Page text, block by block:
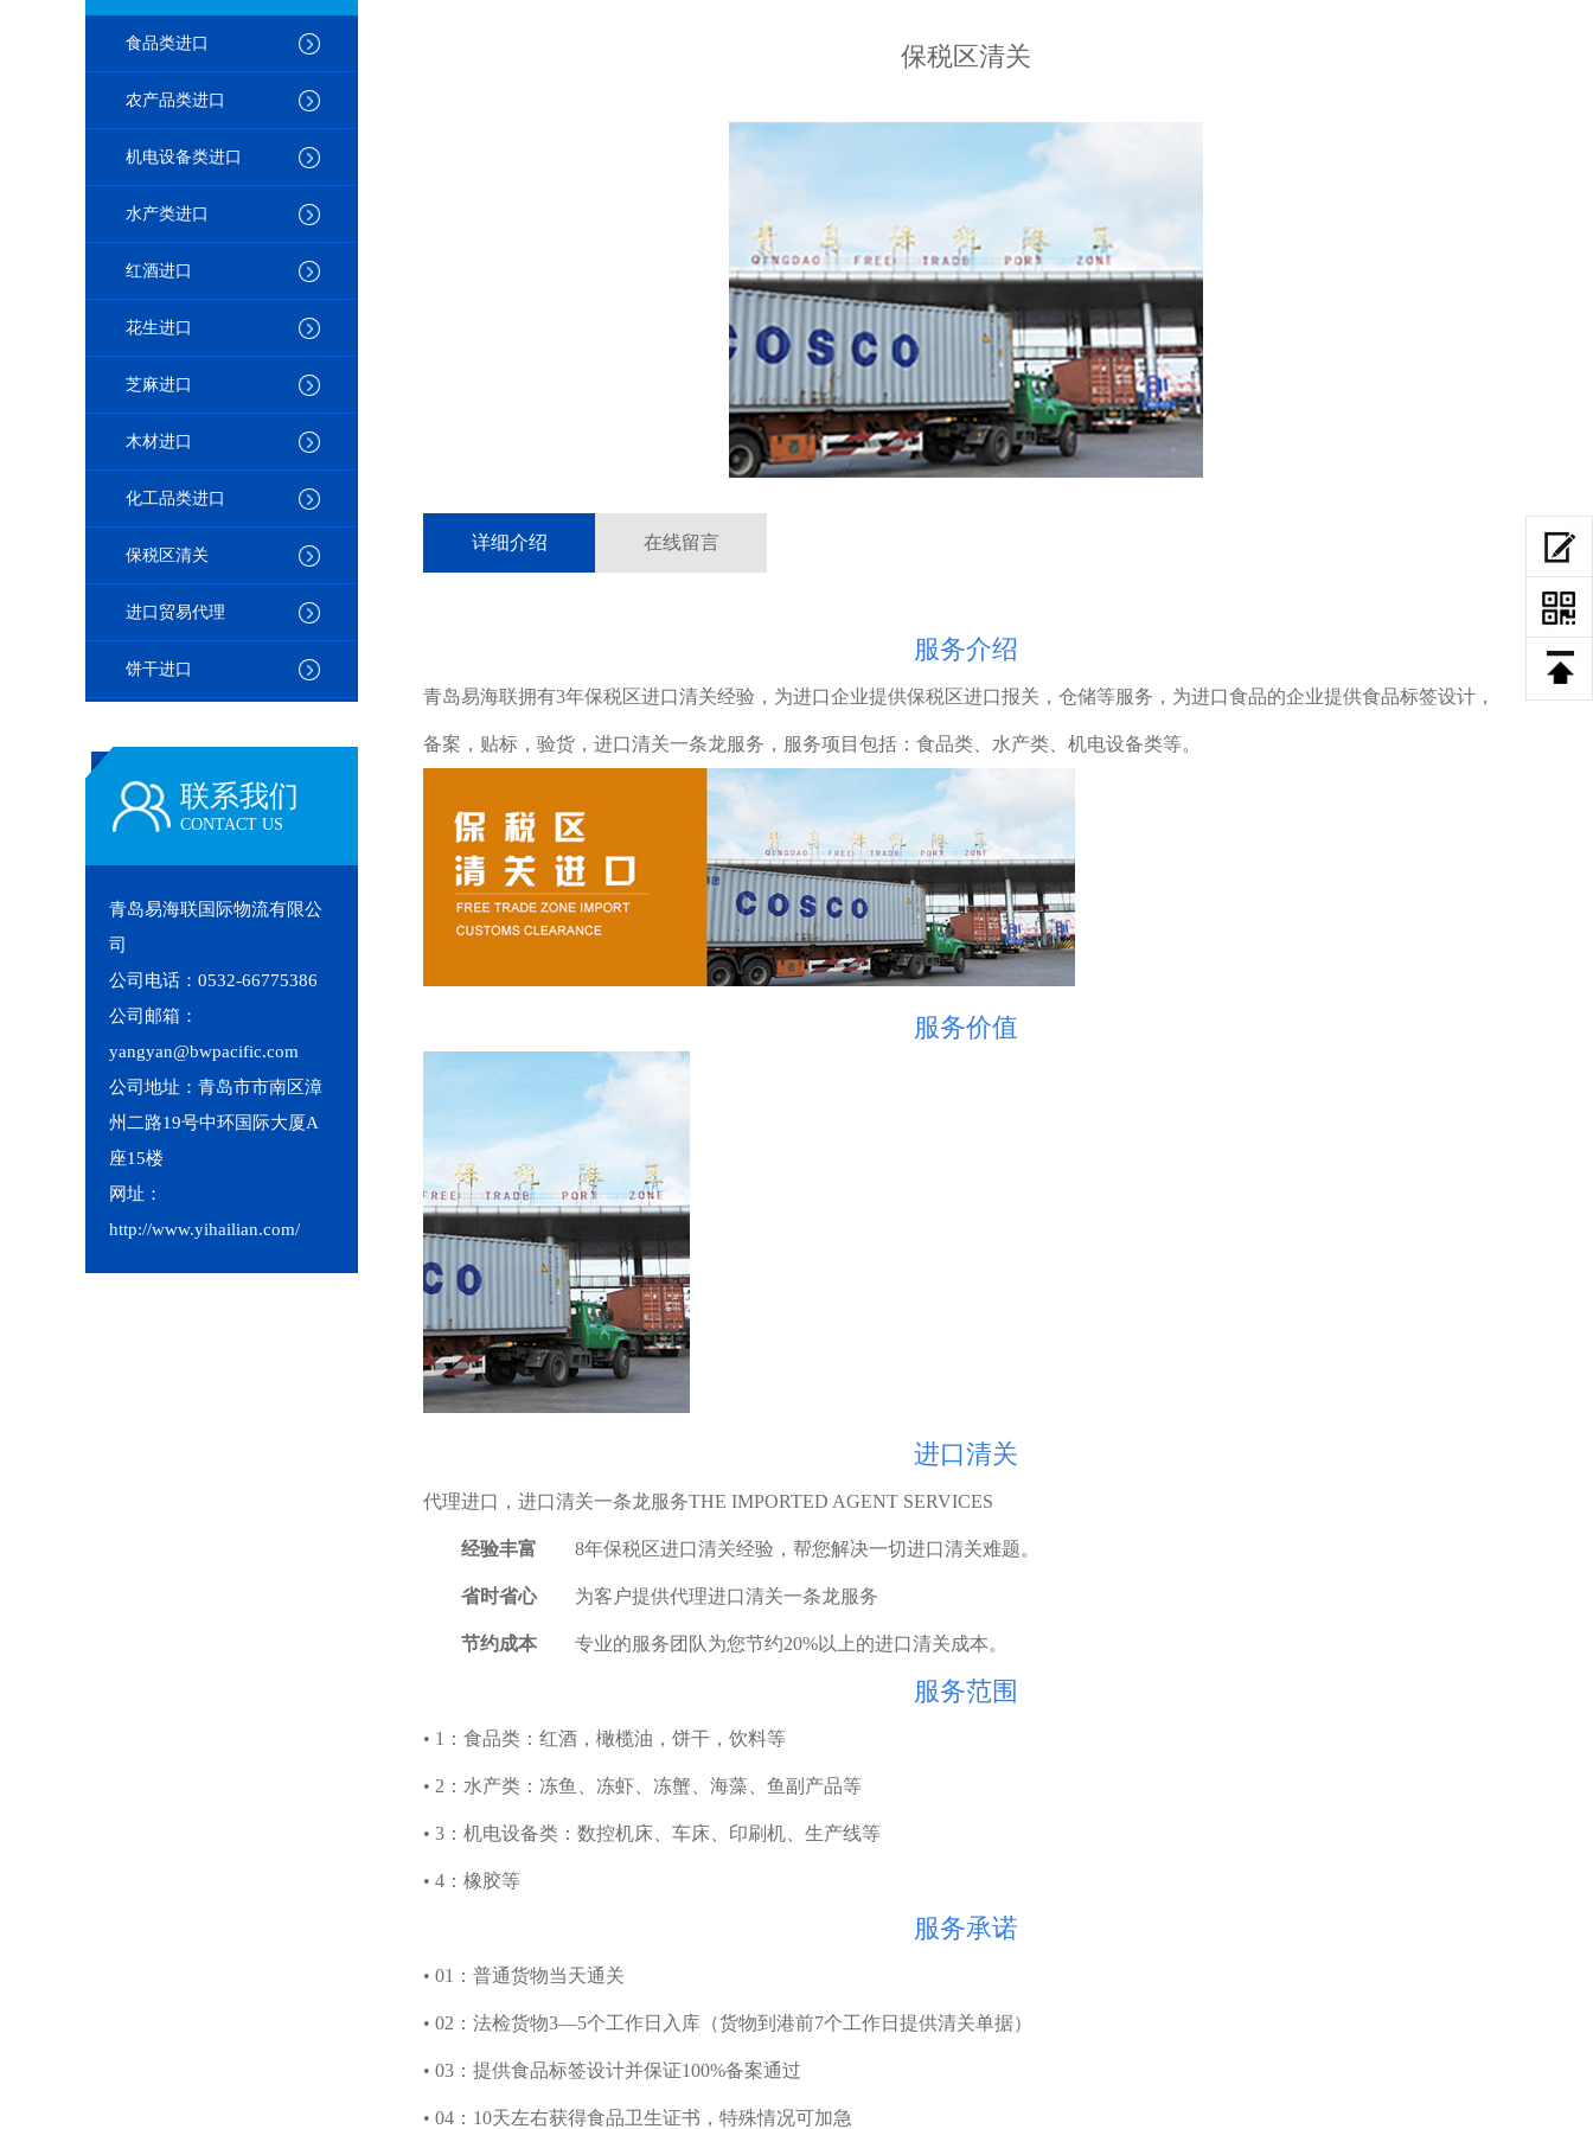
食品类进口
农产品类进口
机电设备类进口
水产类进口
红酒进口
花生进口
芝麻进口
木材进口
化工品类进口
保税区清关
进口贸易代理
饼干进口
联系我们
CONTACT US
青岛易海联国际物流有限公
司
公司电话：0532-66775386
公司邮箱：
yangyan@bwpacific.com
公司地址：青岛市市南区漳
州二路19号中环国际大厦A
座15楼
网址：
http://www.yihailian.com/
保税区清关
详细介绍 在线留言
服务介绍
青岛易海联拥有3年保税区进口清关经验，为进口企业提供保税区进口报关，仓储等服务，为进口食品的企业提供食品标签设计，
备案，贴标，验货，进口清关一条龙服务，服务项目包括：食品类、水产类、机电设备类等。
服务价值
进口清关
代理进口，进口清关一条龙服务THE IMPORTED AGENT SERVICES
经验丰富 8年保税区进口清关经验，帮您解决一切进口清关难题。
省时省心 为客户提供代理进口清关一条龙服务
节约成本 专业的服务团队为您节约20%以上的进口清关成本。
服务范围
• 1：食品类：红酒，橄榄油，饼干，饮料等
• 2：水产类：冻鱼、冻虾、冻蟹、海藻、鱼副产品等
• 3：机电设备类：数控机床、车床、印刷机、生产线等
• 4：橡胶等
服务承诺
• 01：普通货物当天通关
• 02：法检货物3—5个工作日入库（货物到港前7个工作日提供清关单据）
• 03：提供食品标签设计并保证100%备案通过
• 04：10天左右获得食品卫生证书，特殊情况可加急